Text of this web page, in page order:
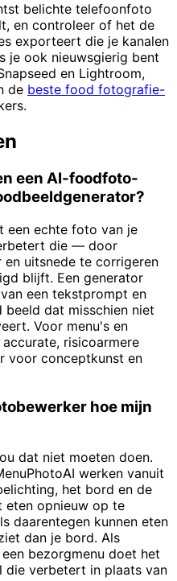
belichte telefoonfoto
en controleer of het de
exporteert die je kanalen
je ook nieuwsgierig bent
en Lightroom,
de beste food fotografie-
een AI-foodfoto-
een echte foto van je
die — door
uitsnede te corrigeren
blijft. Een generator
een tekstprompt en
dat misschien niet
Voor menu's en
risicoarmere
voor conceptkunst en
hoe mijn
dat niet moeten doen.
werken vanuit
het bord en de
eten opnieuw op te
daarentegen kunnen eten
dan je bord. Als
bezorgmenu doet het
verbetert in plaats van